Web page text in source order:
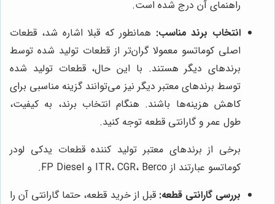
راهنمای آن درج شده است.
انتخاب برند مناسب: همانطور که قبلا اشاره شد، قطعات
اصلی کوماتسو معمولا گران‌تر از قطعات تولید شده توسط
برندهای دیگر هستند. با این حال، قطعات تولید شده
توسط برندهای معتبر دیگر نیز می‌توانند گزینه مناسبی برای
کاهش هزینه‌ها باشند. هنگام انتخاب برند، به کیفیت،
طول عمر و گارانتی قطعه توجه کنید.
برخی از برندهای معتبر تولید کننده قطعات یدکی لودر
کوماتسو عبارتند از ITR، CGR، Berco و FP Diesel.
بررسی گارانتی قطعه: قبل از خرید قطعه، حتما گارانتی آن را